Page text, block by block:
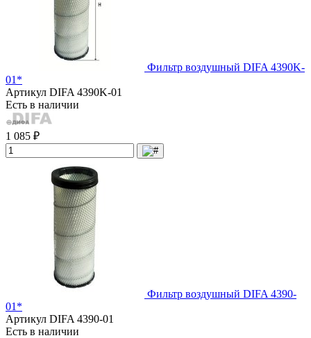
Фильтр воздушный DIFA 4390K-
01*
Артикул DIFA 4390K-01
Есть в наличии
1 085 ₽
Фильтр воздушный DIFA 4390-
01*
Артикул DIFA 4390-01
Есть в наличии